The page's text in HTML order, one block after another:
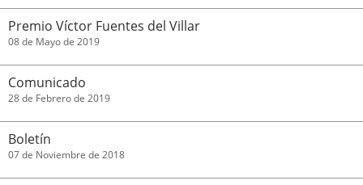
Premio Víctor Fuentes del Villar
08 de Mayo de 2019
Comunicado
28 de Febrero de 2019
Boletín
07 de Noviembre de 2018